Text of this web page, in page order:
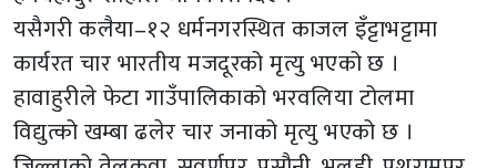
यसैगरी कलैया–१२ धर्मनगरस्थित काजल इँट्टाभट्टामा
कार्यरत चार भारतीय मजदूरको मृत्यु भएको छ ।
हावाहुरीले फेटा गाउँपालिकाको भरवलिया टोलमा
विद्युत्को खम्बा ढलेर चार जनाको मृत्यु भएको छ ।